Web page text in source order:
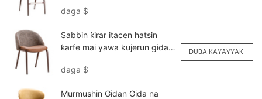
daga $
Sabbin ƙirar itacen hatsin
ƙarfe mai yawa kujerun gidan
daga $
DUBA KAYAYYAKI
Murmushin Gidan Gida na